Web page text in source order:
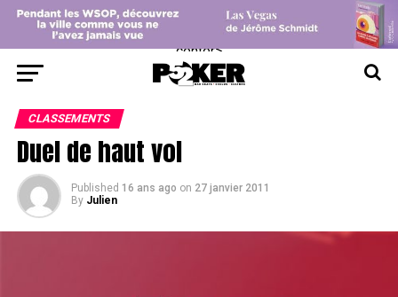
center>
CLASSEMENTS
Duel de haut vol
Published 16 ans ago on 27 janvier 2011
By Julien